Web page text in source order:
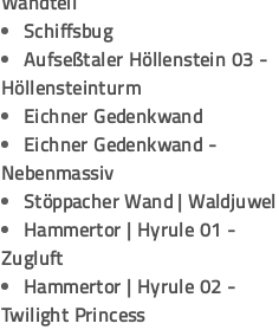
Schiffsbug
Aufseßtaler Höllenstein 03 -
Höllensteinturm
Eichner Gedenkwand
Eichner Gedenkwand -
Nebenmassiv
Stöppacher Wand | Waldjuwel
Hammertor | Hyrule 01 -
Zugluft
Hammertor | Hyrule 02 -
Twilight Princess